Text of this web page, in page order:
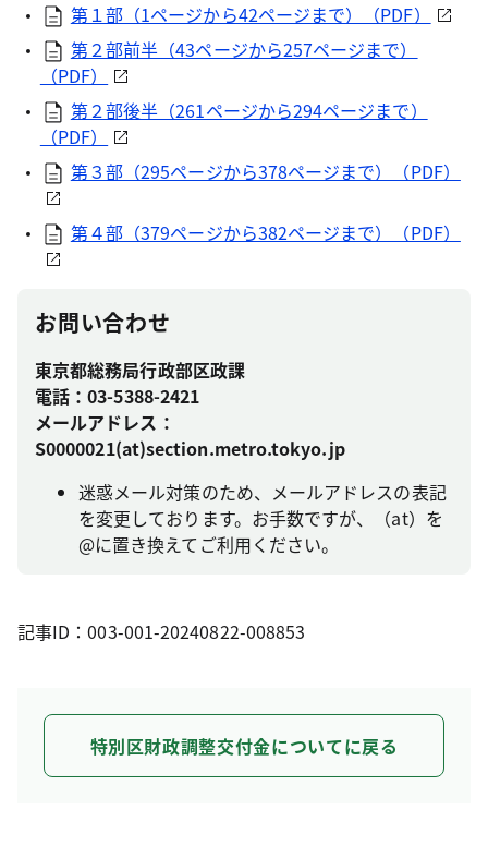
第１部（1ページから42ページまで）（PDF）
第２部前半（43ページから257ページまで）
（PDF）
第２部後半（261ページから294ページまで）
（PDF）
第３部（295ページから378ページまで）（PDF）
第４部（379ページから382ページまで）（PDF）
お問い合わせ
東京都総務局行政部区政課
電話：03-5388-2421
メールアドレス：
S0000021(at)section.metro.tokyo.jp
迷惑メール対策のため、メールアドレスの表記
を変更しております。お手数ですが、（at）を
@に置き換えてご利用ください。
記事ID：003-001-20240822-008853
特別区財政調整交付金についてに戻る